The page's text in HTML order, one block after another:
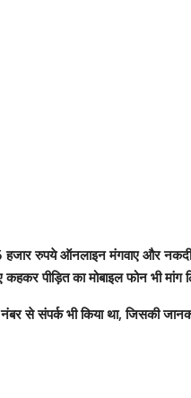
रुपये ऑनलाइन मंगवाए और
पीड़ित का मोबाइल फोन भी
से संपर्क भी किया था, जिसकी